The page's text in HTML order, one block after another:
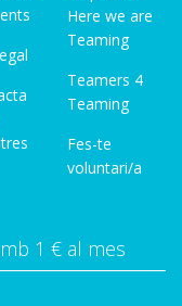
Here we are
Teaming
Teamers 4
Teaming
Fes-te
voluntari/a
1 € al mes